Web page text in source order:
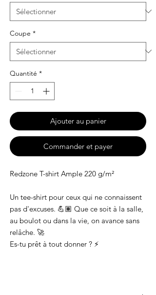
Coupe *
Quantité *
Ajouter au panier
Commander et payer
Redzone T-shirt Ample 220 g/m²
Un tee-shirt pour ceux qui ne connaissent
pas d'excuses. 💪🏽 Que ce soit à la salle,
au boulot ou dans la vie, on avance sans
relâche. 🚀
Es-tu prêt à tout donner ? ⚡